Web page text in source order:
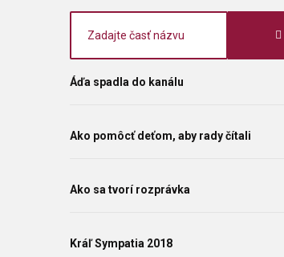
Áďa spadla do kanálu
Ako pomôcť deťom, aby rady čítali
Ako sa tvorí rozprávka
Kráľ Sympatia 2018